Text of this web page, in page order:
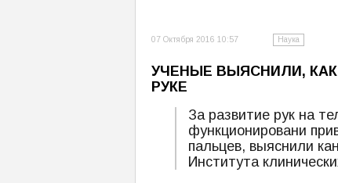
07 Октября 2016 10:57 Наука
УЧЕНЫЕ ВЫЯСНИЛИ,
РУКЕ
За развитие рук на
функционировани
пальцев, выяснили
Института